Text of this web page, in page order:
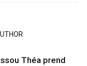
Théa prend